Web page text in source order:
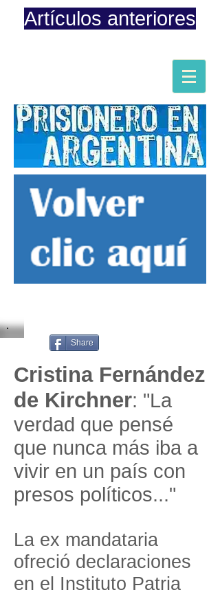
Artículos anteriores
Share
Cristina Fernández
de Kirchner: "La
verdad que pensé
que nunca más iba a
vivir en un país con
presos políticos..."
La ex mandataria
ofreció declaraciones
en el Instituto Patria